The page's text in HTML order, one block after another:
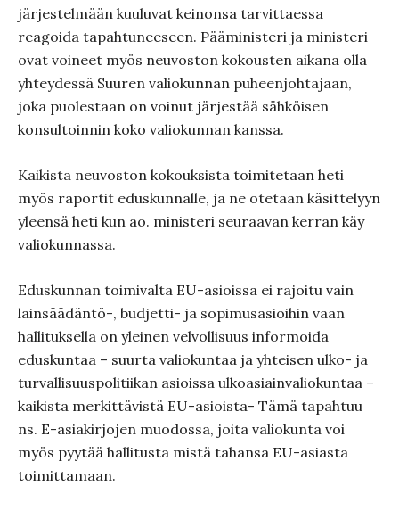
järjestelmään kuuluvat keinonsa tarvittaessa
reagoida tapahtuneeseen. Pääministeri ja ministeri
ovat voineet myös neuvoston kokousten aikana olla
yhteydessä Suuren valiokunnan puheenjohtajaan,
joka puolestaan on voinut järjestää sähköisen
konsultoinnin koko valiokunnan kanssa.
Kaikista neuvoston kokouksista toimitetaan heti
myös raportit eduskunnalle, ja ne otetaan käsittelyyn
yleensä heti kun ao. ministeri seuraavan kerran käy
valiokunnassa.
Eduskunnan toimivalta EU-asioissa ei rajoitu vain
lainsäädäntö-, budjetti- ja sopimusasioihin vaan
hallituksella on yleinen velvollisuus informoida
eduskuntaa – suurta valiokuntaa ja yhteisen ulko- ja
turvallisuuspolitiikan asioissa ulkoasiainvaliokuntaa –
kaikista merkittävistä EU-asioista- Tämä tapahtuu
ns. E-asiakirjojen muodossa, joita valiokunta voi
myös pyytää hallitusta mistä tahansa EU-asiasta
toimittamaan.